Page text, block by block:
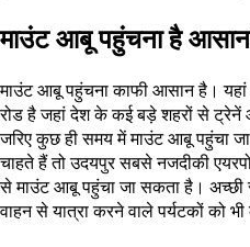
माउंट आबू पहुंचना है आसान
माउंट आबू पहुंचना काफी आसान है।
रोड है जहां देश के कई बड़े शहरों से
जरिए कुछ ही समय में माउंट आबू पहुंचा
चाहते हैं तो उदयपुर सबसे नजदीकी
से माउंट आबू पहुंचा जा सकता है। अच्छी
वाहन से यात्रा करने वाले पर्यटकों को भी